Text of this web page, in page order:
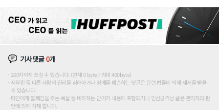
기사댓글0개
200자까지 쓰실 수 있습니다. (현재 0 byte / 최대 400byte)
저작권 등 다른 사람의 권리를 침해하거나 명예를 훼손하는 댓글은 관련 법률에 의해 제재를 받을
수 있습니다.
타인에게 불쾌감을 주는 욕설 등 비하하는 단어가 내용에 포함되거나 인신공격성 글은 관리자의 판
단에 의해 삭제 합니다.